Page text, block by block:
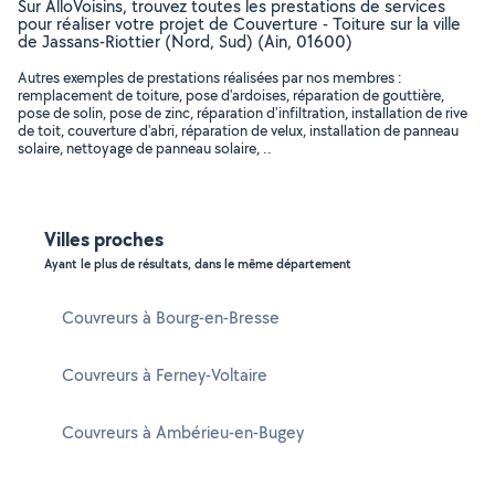
Sur AlloVoisins, trouvez toutes les prestations de services
pour réaliser votre projet de Couverture - Toiture sur la ville
de Jassans-Riottier (Nord, Sud) (Ain, 01600)
Autres exemples de prestations réalisées par nos membres :
remplacement de toiture, pose d'ardoises, réparation de gouttière,
pose de solin, pose de zinc, réparation d'infiltration, installation de rive
de toit, couverture d'abri, réparation de velux, installation de panneau
solaire, nettoyage de panneau solaire, ..
Villes proches
Ayant le plus de résultats, dans le même département
Couvreurs à Bourg-en-Bresse
Couvreurs à Ferney-Voltaire
Couvreurs à Ambérieu-en-Bugey